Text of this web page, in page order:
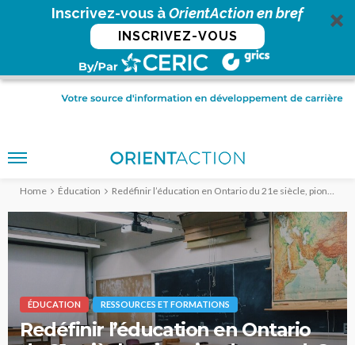
Inscrivez-vous àOrientAction en bref
INSCRIVEZ-VOUS
Home Éducation Redéfinir l’éducation en Ontario du 21e siècle, pionnier du monde?
ÉDUCATION RESSOURCES ET FORMATIONS
Redéfinir l’éducation en Ontario